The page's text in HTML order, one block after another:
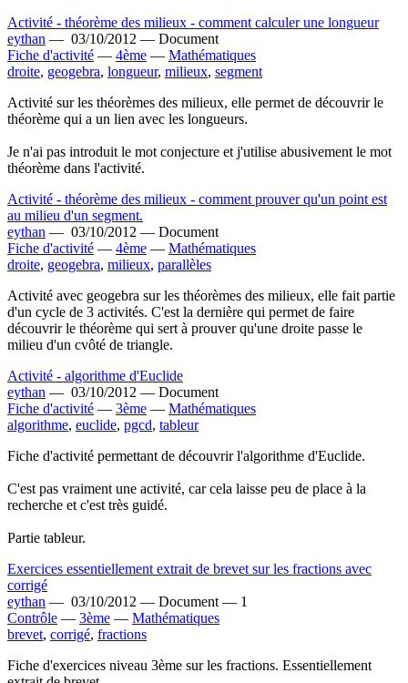
Activité - théorème des milieux - comment calculer une longueur
eythan — 03/10/2012 — Document
Fiche d'activité — 4ème — Mathématiques
droite, geogebra, longueur, milieux, segment
Activité sur les théorèmes des milieux, elle permet de découvrir le
théorème qui a un lien avec les longueurs.
Je n'ai pas introduit le mot conjecture et j'utilise abusivement le mot
théorème dans l'activité.
Activité - théorème des milieux - comment prouver qu'un point est
au milieu d'un segment.
eythan — 03/10/2012 — Document
Fiche d'activité — 4ème — Mathématiques
droite, geogebra, milieux, parallèles
Activité avec geogebra sur les théorèmes des milieux, elle fait partie
d'un cycle de 3 activités. C'est la dernière qui permet de faire
découvrir le théorème qui sert à prouver qu'une droite passe le
milieu d'un cvôté de triangle.
Activité - algorithme d'Euclide
eythan — 03/10/2012 — Document
Fiche d'activité — 3ème — Mathématiques
algorithme, euclide, pgcd, tableur
Fiche d'activité permettant de découvrir l'algorithme d'Euclide.
C'est pas vraiment une activité, car cela laisse peu de place à la
recherche et c'est très guidé.
Partie tableur.
Exercices essentiellement extrait de brevet sur les fractions avec
corrigé
eythan — 03/10/2012 — Document — 1
Contrôle — 3ème — Mathématiques
brevet, corrigé, fractions
Fiche d'exercices niveau 3ème sur les fractions. Essentiellement